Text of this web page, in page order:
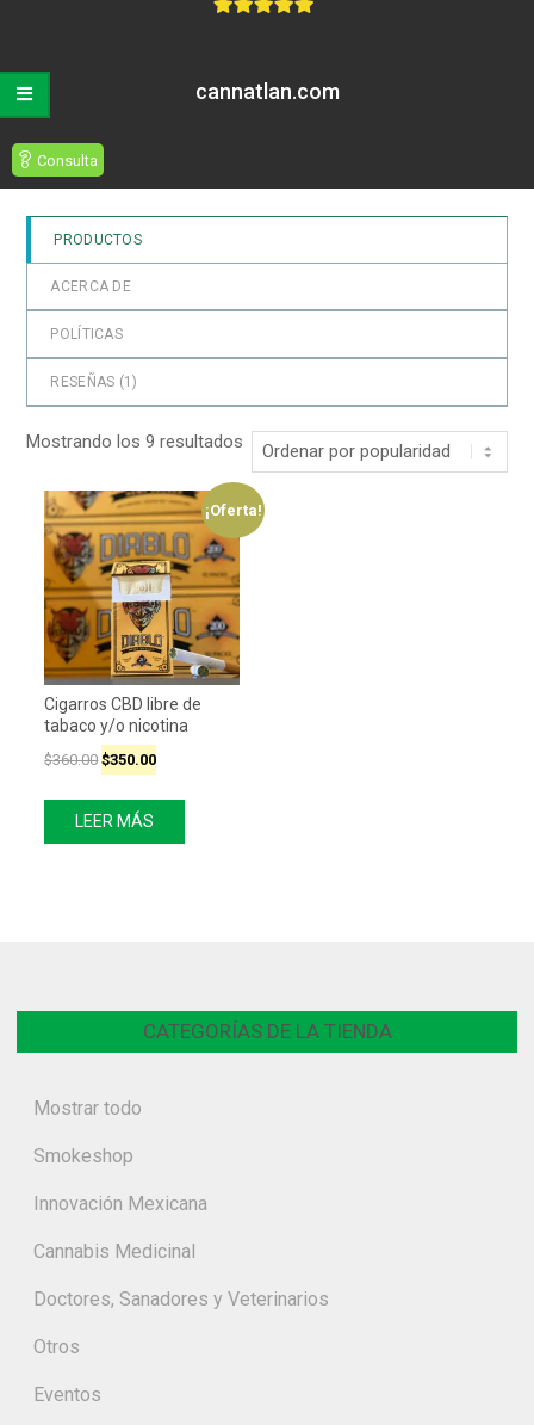
cannatlan.com
Consulta
PRODUCTOS
ACERCA DE
POLÍTICAS
RESEÑAS (1)
Mostrando los 9 resultados
¡Oferta!
Cigarros CBD libre de
tabaco y/o nicotina
$360.00 $350.00
LEER MÁS
CATEGORÍAS DE LA TIENDA
Mostrar todo
Smokeshop
Innovación Mexicana
Cannabis Medicinal
Doctores, Sanadores y Veterinarios
Otros
Eventos